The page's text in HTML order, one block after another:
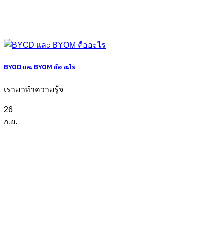
BYOD และ BYOM คือ อะไร
เรามาทำความรู้จ
26
ก.ย.